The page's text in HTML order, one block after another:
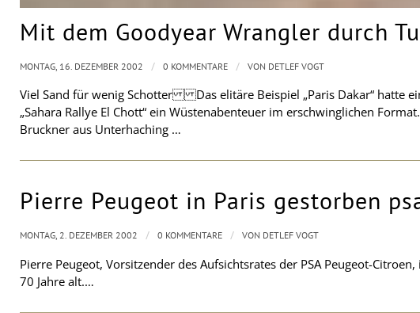
Mit dem Goodyear Wrangler durch
Viel Sand für wenig Schotter Das elitäre Beispiel „Paris Dakar“ hatte
„Sahara Rallye El Chott“ ein Wüstenabenteuer im erschwinglichen
Bruckner aus Unterhaching …
MONTAG, 16. DEZEMBER 2002 / 0 KOMMENTARE / VON DETLEF VOGT
Pierre Peugeot in Paris gestorben
Pierre Peugeot, Vorsitzender des Aufsichtsrates der PSA Peugeot-
70 Jahre alt.…
MONTAG, 2. DEZEMBER 2002 / 0 KOMMENTARE / VON DETLEF VOGT